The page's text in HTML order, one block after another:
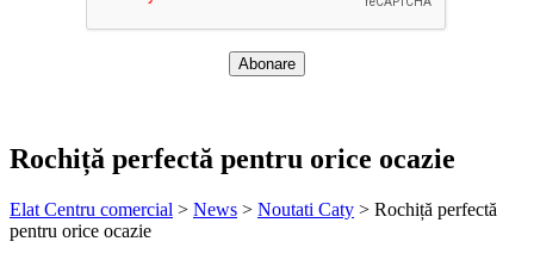
Rochiță perfectă pentru orice ocazie
Elat Centru comercial > News > Noutati Caty > Rochiță perfectă
pentru orice ocazie